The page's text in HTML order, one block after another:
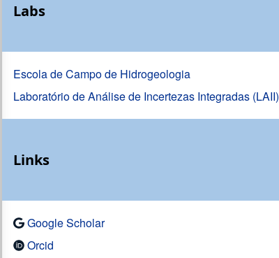
Labs
Escola de Campo de Hidrogeologia
Laboratório de Análise de Incertezas Integradas (LAII)
Links
Google Scholar
Orcid